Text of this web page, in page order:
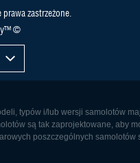
zastrzeżone.
©
typów i/lub wersji samolotów
są tak zaprojektowane, aby
poszczególnych samolotów